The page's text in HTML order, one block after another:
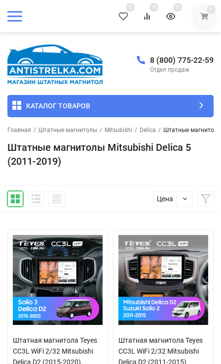
0 0 0 0
8 (800) 775-22-59
Отдел продаж
КАТАЛОГ ТОВАРОВ
Главная / Штатные магнитолы / Mitsubishi / Delica / Штатные
Штатные магнитолы Mitsubishi Delica 5
(2011-2019)
Цена
Штатная магнитола Teyes
CC3L WiFi 2/32 Mitsubishi
Delica D2 (2015-2020)
Штатная магнитола Teyes
CC3L WiFi 2/32 Mitsubishi
Delica D2 (2011-2015)